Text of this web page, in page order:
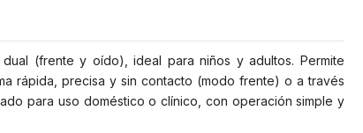
(frente y oído), ideal para niños y adultos. Permite
rápida, precisa y sin contacto (modo frente) o a través
para uso doméstico o clínico, con operación simple y